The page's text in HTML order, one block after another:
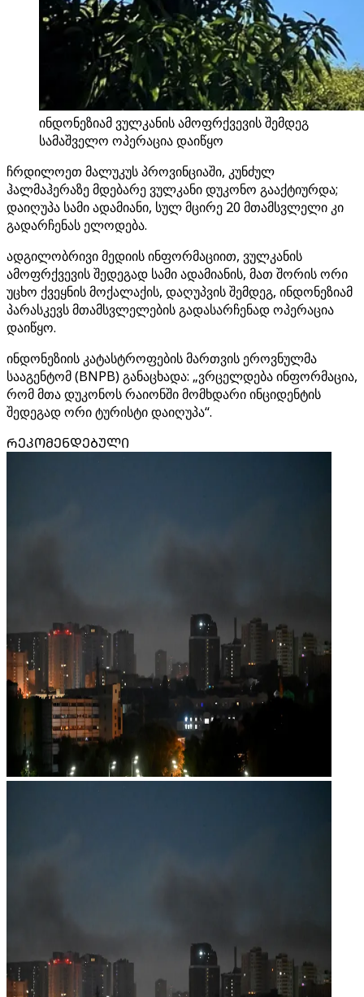
ინდონეზიამ ვულკანის ამოფრქვევის შემდეგ
სამაშველო ოპერაცია დაიწყო
ჩრდილოეთ მალუკუს პროვინციაში, კუნძულ
ჰალმაჰერაზე მდებარე ვულკანი დუკონო გააქტიურდა;
დაიღუპა სამი ადამიანი, სულ მცირე 20 მთამსვლელი კი
გადარჩენას ელოდება.
ადგილობრივი მედიის ინფორმაციით, ვულკანის
ამოფრქვევის შედეგად სამი ადამიანის, მათ შორის ორი
უცხო ქვეყნის მოქალაქის, დაღუპვის შემდეგ, ინდონეზიამ
პარასკევს მთამსვლელების გადასარჩენად ოპერაცია
დაიწყო.
ინდონეზიის კატასტროფების მართვის ეროვნულმა
სააგენტომ (BNPB) განაცხადა: „ვრცელდება ინფორმაცია,
რომ მთა დუკონოს რაიონში მომხდარი ინციდენტის
შედეგად ორი ტურისტი დაიღუპა“.
ᲠᲔᲙᲝᲛᲔᲜᲓᲔᲑᲣᲚᲘ